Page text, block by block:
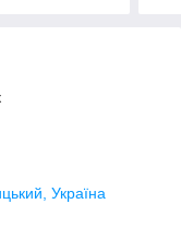
Україна